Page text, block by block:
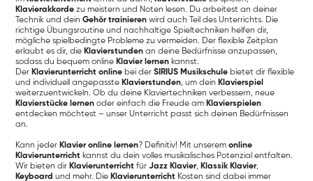
Klavierakkorde zu meistern und Noten lesen. Du arbeitest an deiner
Technik und deinGehör trainieren wird auch Teil des Unterrichts. Die
richtige Übungsroutine und nachhaltige Spieltechniken helfen dir,
mögliche spielbedingte Probleme zu vermeiden. Der flexible Zeitplan
erlaubt es dir, die Klavierstunden an deine Bedürfnisse anzupassen,
sodass du bequem online Klavier lernen kannst.
Der Klavierunterricht online bei derSIRIUS Musikschule bietet dir flexible
und individuell angepasste Klavierstunden, um dein Klavierspiel
weiterzuentwickeln. Ob du deine Klaviertechniken verbessern, neue
Klavierstücke lernen oder einfach die Freude am Klavierspielen
entdecken möchtest – unser Unterricht passt sich deinen Bedürfnissen
an.
Kann jeder Klavier online lernen? Definitiv! Mit unseremonline
Klavierunterricht kannst du dein volles musikalisches Potenzial entfalten.
Wir bieten dir Klavierunterricht fürJazz Klavier, Klassik Klavier,
Keyboard und mehr. Die Klavierunterricht Kosten sind dabei immer